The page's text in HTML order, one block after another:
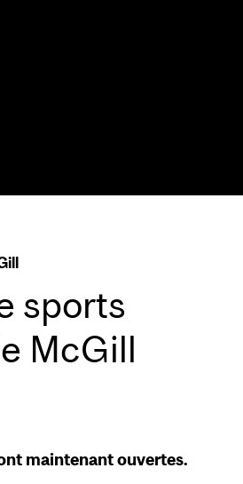
sports
McGill
maintenant ouvertes.